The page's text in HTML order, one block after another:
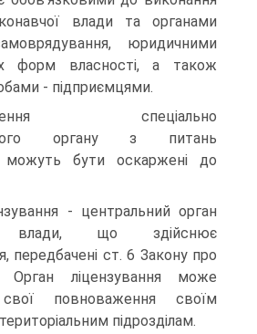
влади та орга­нами
юридичними
форм власності, а також
- підприємцями.
спеціально
органу з пи­тань
можуть бути оскаржені до
- центральний орган
вла­ди, що здійснює
передбачені ст. 6 Закону про
Орган ліцензування може
пов­новаження своїм
підрозділам.